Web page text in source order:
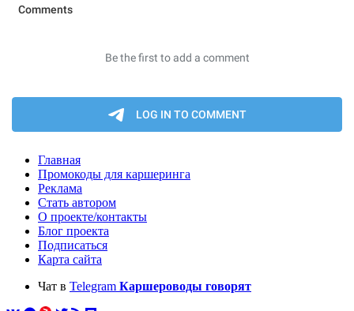
Главная
Промокоды для каршеринга
Реклама
Стать автором
О проекте/контакты
Блог проекта
Подписаться
Карта сайта
Чат в Telegram Каршероводы говорят